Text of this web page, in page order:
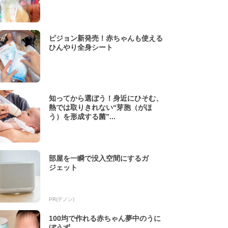
ピジョン新発売！赤ちゃんも使える
ひんやり全身シート
知ってから選ぼう！身近にひそむ、
熱では取りきれない“芽胞（がほ
う）を形成する菌”...
部屋を一瞬で没入空間にするガ
ジェット
PR(デノン)
100均で作れる赤ちゃん夢中のうに